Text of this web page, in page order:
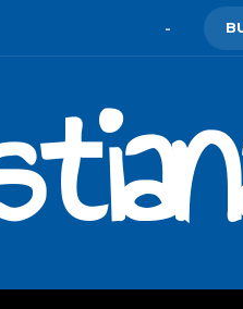
-